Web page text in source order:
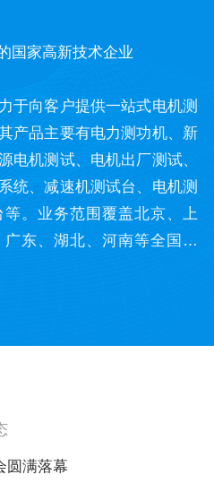
国家高新技术企业
于向客户提供一站式电机测
产品主要有电力测功机、新
电机测试、电机出厂测试、
统、减速机测试台、电机测
。业务范围覆盖北京、上
东、湖北、河南等全国各